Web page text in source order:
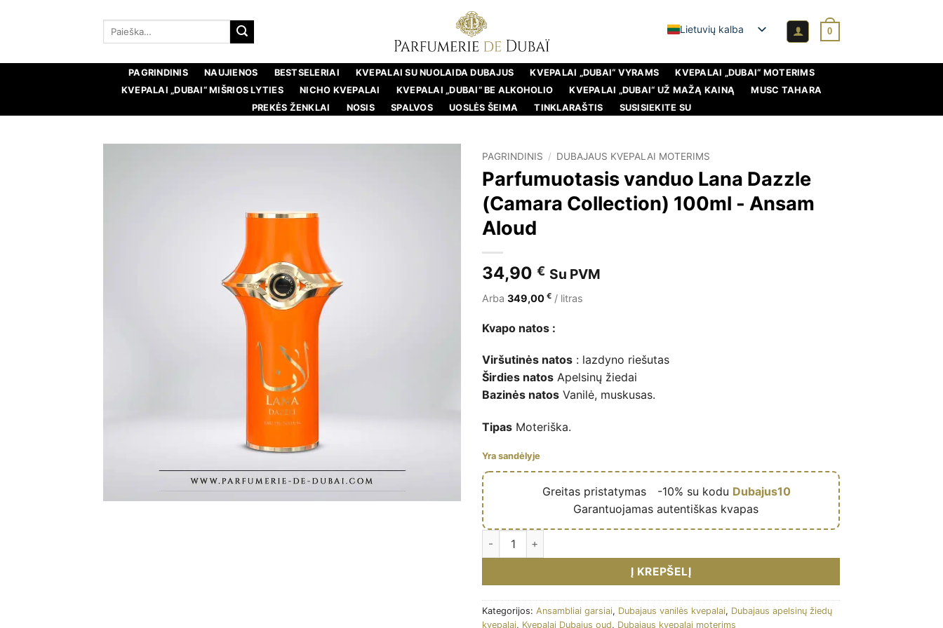
Ieškoti: Lietuvių kalba 0
PAGRINDINIS NAUJIENOS BESTSELERIAI KVEPALAI SU NUOLAIDA DUBAJUS KVEPALAI „DUBAI“ VYRAMS
KVEPALAI „DUBAI“ MOTERIMS
KVEPALAI „DUBAI“ MIŠRIOS LYTIES
NICHO KVEPALAI KVEPALAI „DUBAI“ BE ALKOHOLIO KVEPALAI „DUBAI“ UŽ MAŽĄ KAINĄ
MUSC TAHARA
PREKĖS ŽENKLAI
NOSIS SPALVOS UOSLĖS ŠEIMA TINKLARAŠTIS SUSISIEKITE SU
PAGRINDINIS / DUBAJAUS KVEPALAI MOTERIMS
Parfumuotasis vanduo Lana Dazzle
(Camara Collection) 100ml - Ansam
Aloud
34,90 € Su PVM
Arba 349,00 € / litras
Kvapo natos :
Viršutinės natos : lazdyno riešutas
Širdies natos Apelsinų žiedai
Bazinės natos Vanilė, muskusas.
Tipas Moteriška.
Yra sandėlyje
Greitas pristatymas -10% su kodu Dubajus10
Garantuojamas autentiškas kvapas
Eau de parfum Lana Dazzle (Collection Camara) 100ml – Ansam Aloud kiekis
Į KREPŠELĮ
Kategorijos: Ansambliai garsiai, Dubajaus vanilės kvepalai, Dubajaus apelsinų žiedų
kvepalai, Kvepalai Dubajus oud, Dubajaus kvepalai moterims